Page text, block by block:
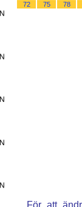
72
75 78
För att